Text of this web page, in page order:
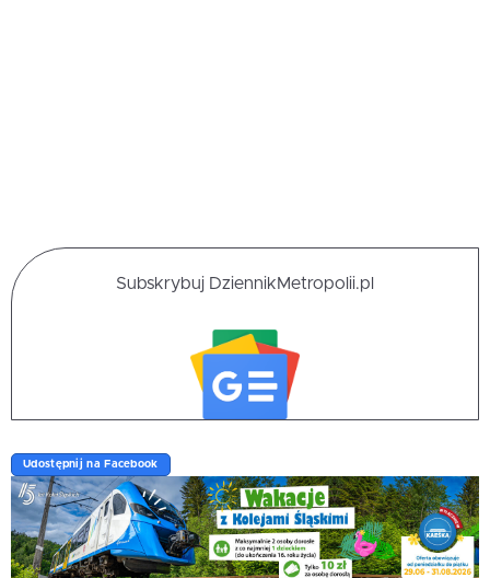
Subskrybuj DziennikMetropolii.pl
Udostępnij na Facebook